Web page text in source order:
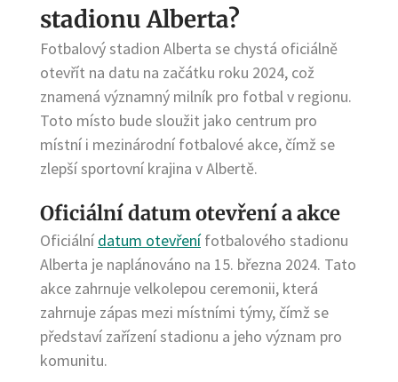
stadionu Alberta?
Fotbalový stadion Alberta se chystá oficiálně
otevřít na datu na začátku roku 2024, což
znamená významný milník pro fotbal v regionu.
Toto místo bude sloužit jako centrum pro
místní i mezinárodní fotbalové akce, čímž se
zlepší sportovní krajina v Albertě.
Oficiální datum otevření a akce
Oficiální datum otevřenífotbalového stadionu
Alberta je naplánováno na 15. března 2024. Tato
akce zahrnuje velkolepou ceremonii, která
zahrnuje zápas mezi místními týmy, čímž se
představí zařízení stadionu a jeho význam pro
komunitu.